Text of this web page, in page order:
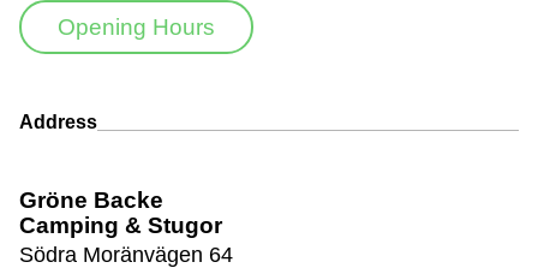
Opening Hours
Address
Gröne Backe
Camping & Stugor
Södra Moränvägen 64